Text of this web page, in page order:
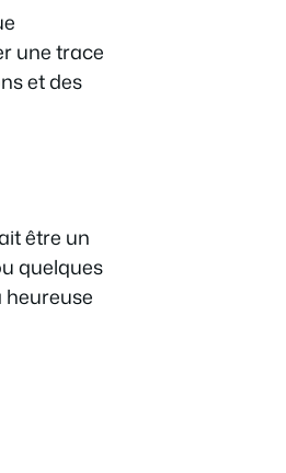
une trace
et des
être un
quelques
heureuse